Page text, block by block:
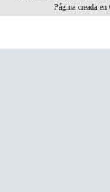
Página creada